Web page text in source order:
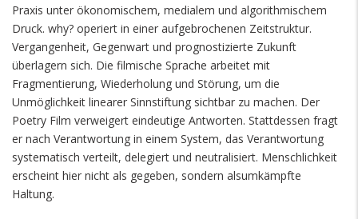
Praxis unter ökonomischem, medialem und algorithmischem
Druck. why? operiert in einer aufgebrochenen Zeitstruktur.
Vergangenheit, Gegenwart und prognostizierte Zukunft
überlagern sich. Die filmische Sprache arbeitet mit
Fragmentierung, Wiederholung und Störung, um die
Unmöglichkeit linearer Sinnstiftung sichtbar zu machen. Der
Poetry Film verweigert eindeutige Antworten. Stattdessen fragt
er nach Verantwortung in einem System, das Verantwortung
systematisch verteilt, delegiert und neutralisiert. Menschlichkeit
erscheint hier nicht als gegeben, sondern alsumkämpfte
Haltung.